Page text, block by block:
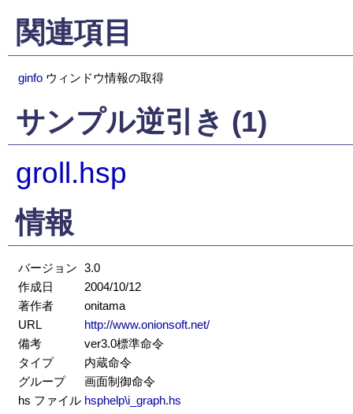
関連項目
ginfo ウィンドウ情報の取得
サンプル逆引き (1)
groll.hsp
情報
バージョン 3.0
作成日
2004/10/12
著作者
onitama
URL
http://www.onionsoft.net/
備考
ver3.0標準命令
タイプ
内蔵命令
グループ
画面制御命令
hs ファイル hsphelp\i_graph.hs